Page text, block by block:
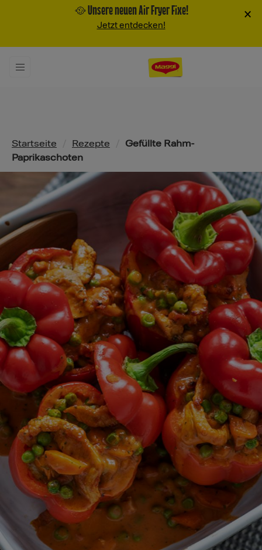
🥘 Unsere neuen Air Fryer Fixe!
Jetzt entdecken!
×
Pfadnavigation
Startseite Rezepte
Gefüllte Rahm-
Paprikaschoten